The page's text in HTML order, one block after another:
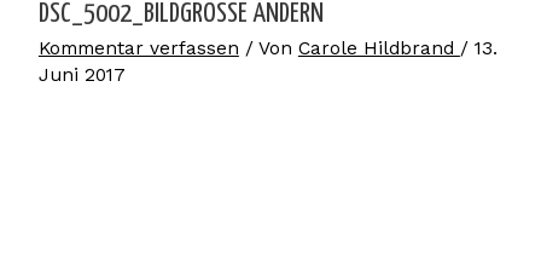
DSC_5002_BILDGRÖSSE ÄNDERN
Kommentar verfassen / Von Carole Hildbrand / 13.
Juni 2017